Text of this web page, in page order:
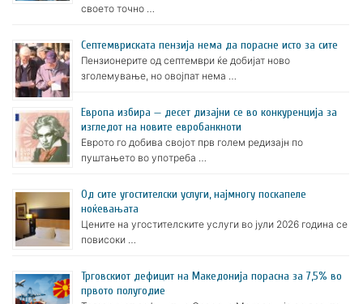
своето точно …
Септемвриската пензија нема да порасне исто за сите
Пензионерите од септември ќе добијат ново
зголемување, но овојпат нема …
Европа избира — десет дизајни се во конкуренција за
изгледот на новите евробанкноти
Еврото го добива својот прв голем редизајн по
пуштањето во употреба …
Oд сите угостителски услуги, најмногу поскапеле
ноќевањата
Цените на угостителските услуги во јули 2026 година се
повисоки …
Трговскиот дефицит на Македонија порасна за 7,5% во
првото полугодие